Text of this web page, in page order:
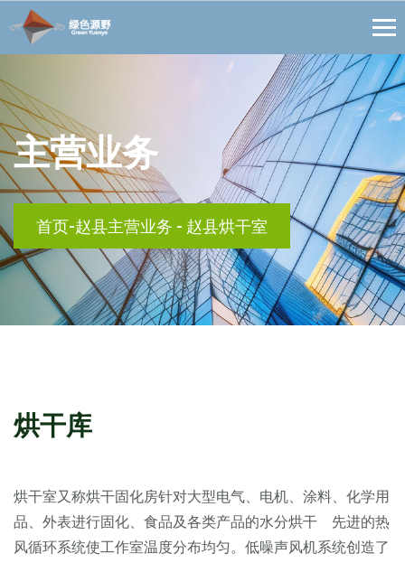
主营业务
首页-赵县主营业务 - 赵县烘干室
烘干库
烘干室又称烘干固化房针对大型电气、电机、涂料、化学用
品、外表进行固化、食品及各类产品的水分烘干 先进的热
风循环系统使工作室温度分布均匀。低噪声风机系统创造了